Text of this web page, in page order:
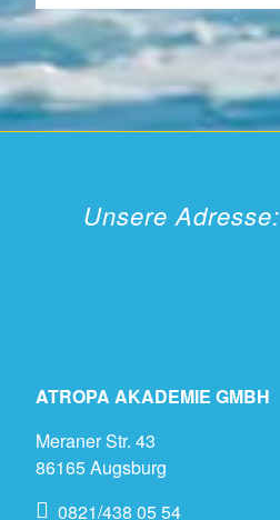
Unsere Adresse:
ATROPA AKADEMIE GMBH
Meraner Str. 43
86165 Augsburg
0821/438 05 54